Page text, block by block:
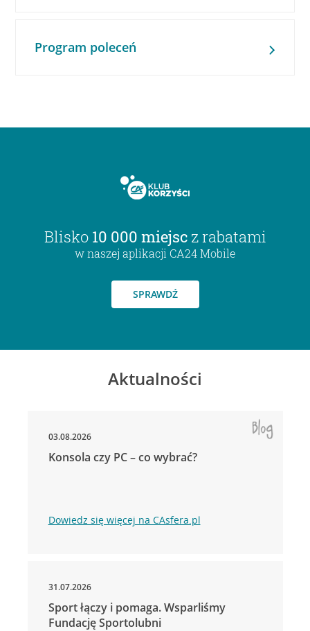
Program poleceń
Blisko 10 000 miejsc z rabatami
w naszej aplikacji CA24 Mobile
SPRAWDŹ
Aktualności
03.08.2026
Konsola czy PC – co wybrać?
Dowiedz się więcej na CAsfera.pl
31.07.2026
Sport łączy i pomaga. Wsparliśmy
Fundację Sportolubni